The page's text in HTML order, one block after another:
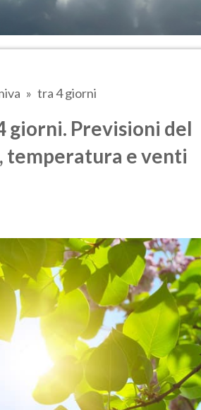
tra 4 giorni
giorni. Previsioni del
temperatura e venti